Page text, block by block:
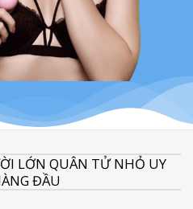
LỚN QUÂN TỬ NHỎ UY
ĐẦU